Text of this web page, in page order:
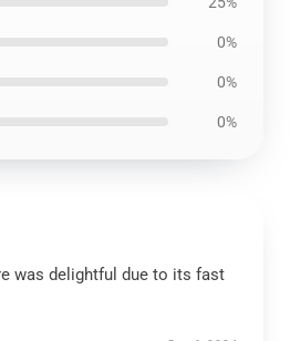
0%
0%
0%
was delightful due to its fast